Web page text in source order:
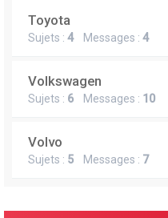
Toyota
Sujets : 4Messages : 4
Volkswagen
Sujets : 6 Messages : 10
Volvo
Sujets : 5 Messages : 7